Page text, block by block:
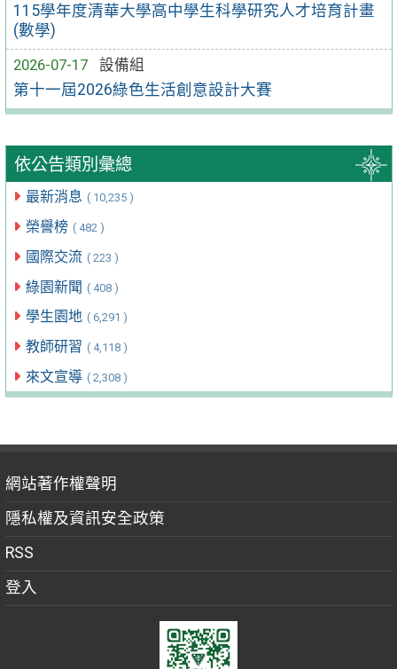
115學年度清華大學高中學生科學研究人才培育計畫
(數學)
2026-07-17
設備組
第十一屆2026綠色生活創意設計大賽
依公告類別彙總
最新消息 ( 10,235 )
榮譽榜 ( 482 )
國際交流 ( 223 )
綠園新聞 ( 408 )
學生園地 ( 6,291 )
教師研習 ( 4,118 )
來文宣導 ( 2,308 )
網站著作權聲明
隱私權及資訊安全政策
RSS
登入